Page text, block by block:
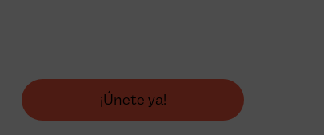
¡Únete ya!